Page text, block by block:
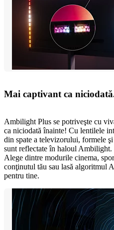
Mai captivant ca
Ambilight Plus se potriveşte cu
ca niciodată înainte! Cu lentilele
din spate a televizorului, formele
sunt reflectate în haloul Ambilight.
Alege dintre modurile cinema,
conţinutul tău sau lasă algoritmul
pentru tine.